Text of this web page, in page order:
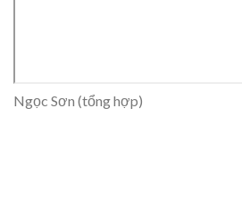
Ngọc Sơn (tổng hợp)